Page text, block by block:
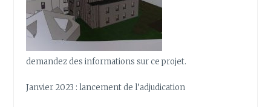
demandez des informations sur ce projet.
Janvier 2023 : lancement de l’adjudication